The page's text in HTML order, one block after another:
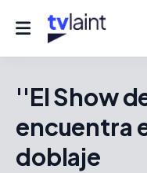
''El Show
encuentra
doblaje